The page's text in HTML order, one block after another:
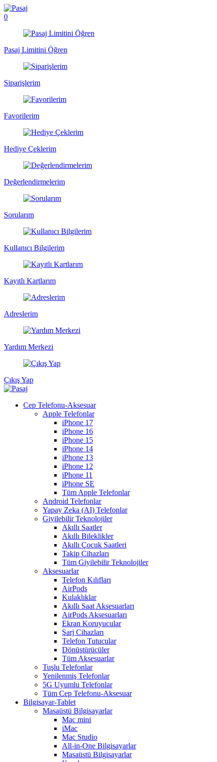
0
Pasaj Limitini Öğren
Siparişlerim
Favorilerim
Hediye Çeklerim
Değerlendirmelerim
Sorularım
Kullanıcı Bilgilerim
Kayıtlı Kartlarım
Adreslerim
Yardım Merkezi
Çıkış Yap
Cep Telefonu-Aksesuar
Apple Telefonlar
iPhone 17
iPhone 16
iPhone 15
iPhone 14
iPhone 13
iPhone 12
iPhone 11
iPhone SE
Tüm Apple Telefonlar
Android Telefonlar
Yapay Zeka (AI) Telefonlar
Giyilebilir Teknolojiler
Akıllı Saatler
Akıllı Bileklikler
Akıllı Çocuk Saatleri
Takip Cihazları
Tüm Giyilebilir Teknolojiler
Aksesuarlar
Telefon Kılıfları
AirPods
Kulaklıklar
Akıllı Saat Aksesuarları
AirPods Aksesuarları
Ekran Koruyucular
Şarj Cihazları
Telefon Tutucular
Dönüştürücüler
Tüm Aksesuarlar
Tuşlu Telefonlar
Yenilenmiş Telefonlar
5G Uyumlu Telefonlar
Tüm Cep Telefonu-Aksesuar
Bilgisayar-Tablet
Masaüstü Bilgisayarlar
Mac mini
iMac
Mac Studio
All-in-One Bilgisayarlar
Masaüstü Bilgisayarlar